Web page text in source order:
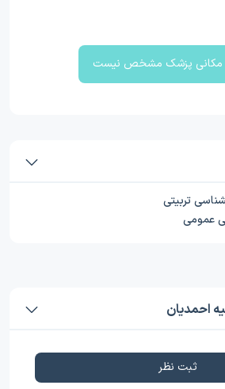
مکانی پزشک مشخص نیست
تربیتی
عمومی
احمدیان
ثبت نظر